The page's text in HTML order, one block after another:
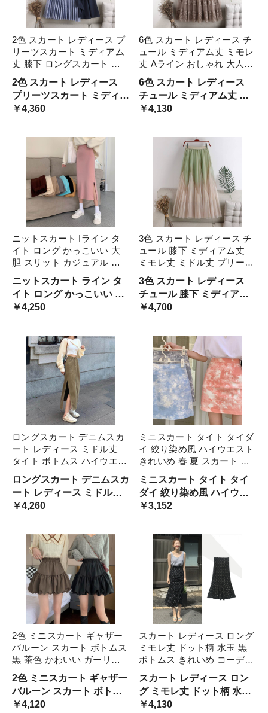
2色 スカート レディース プ
リーツスカート ミディアム
丈 膝下 ロングスカート フ
リル Aライン おしゃれ 大人
可愛い きれいめ 個性的 エ
レガント 上品 高級感 華や
か ブルー ブラッ フェミニ
2色 スカート レディース
プリーツスカート ミディア
ム丈 膝下 ロングスカート
人可愛い きれいめ 個性的
エレガント 上品 高級感
￥4,360
6色 スカート レディース チ
ュール ミディアム丈 ミモレ
丈 Aライン おしゃれ 大人可
愛い エレガント 清楚 フェ
ミニン きれいめ ゆったり
華やか ブラウン ピンク ア
プリコット オフホワイ 茶色
6色 スカート レディース
チュール ミディアム丈 ミ
モレ丈 ライン おしゃれ 大
フェミニン きれいめ ゆっ
たり 華やか ブラウン 茶色
￥4,130
ニットスカート Iライン タ
イト ロング かっこいい 大
胆 スリット カジュアル ミ
モレ丈 スカート ボトムス
レディース 春 秋 冬 ハイウ
エスト 大人可愛い オルチャ
ン ファッション 着回し 韓
ニットスカート ライン タ
イト ロング かっこいい 大
胆 スリット カジュアル ミ
￥4,250
3色 スカート レディース チ
ュール 膝下 ミディアム丈
ミモレ丈 ミドル丈 プリーツ
スカート ウエストゴム シー
スルー 透け感 おしゃれ 大
人可愛い 個性的 カジュアル
ルーズ モダン ゆ シンプル
3色 スカート レディース
チュール 膝下 ミディアム
丈 ミモレ丈 ミドル丈 プリ
シースルー 透け感 おしゃ
れ 大人可愛い 個性的 カジ
￥4,700
ロングスカート デニムスカ
ート レディース ミドル丈
タイト ボトムス ハイウエス
ト オリーブ色 サイドスリッ
ト セクシー かっこいい 春
秋 グリーン 無地 深スリッ
ト 大人 お スカート
ロングスカート デニムスカ
ート レディース ミドル丈
タイト ボトムス ハイウエ
リット セクシー かっこい
い 春 秋 グリーン 無地 ボト
￥4,260
ミニスカート タイト タイダ
イ 絞り染め風 ハイウエスト
きれいめ 春 夏 スカート レ
ディース ショート丈 超ミニ
ボトムス グレー ブルー ピ
ンク 灰色 青 個性的 オシャ
レ スタイルアッ 可愛い
ミニスカート タイト タイ
ダイ 絞り染め風 ハイウエ
スト きれいめ 春 夏 スカー
￥3,152
2色 ミニスカート ギャザー
バルーン スカート ボトムス
黒 茶色 かわいい ガーリー
ミニ丈 ブラウン ブラック
ショート丈 ラブリー キュー
ト 個性的 スタイルアップ
ハイウエスト Aライ 韓国
2色 ミニスカート ギャザー
バルーン スカート ボトム
ス 黒 茶色 かわいい ガーリ
￥4,120
スカート レディース ロング
ミモレ丈 ドット柄 水玉 黒
ボトムス きれいめ コーデ
モノトーン シック ハイウエ
スト マーメイドライン 大人
カジュアル 着回し オフィス
おしゃ レトロ
スカート レディース ロン
グ ミモレ丈 ドット柄 水玉
黒 ボトムス きれいめ スカ
￥4,130